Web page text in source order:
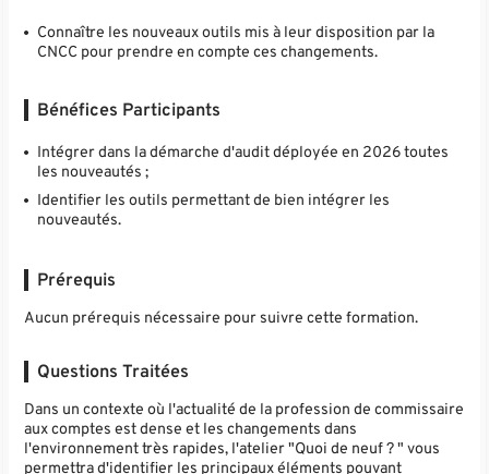
Connaître les nouveaux outils mis à leur disposition par la
CNCC pour prendre en compte ces changements.
Bénéfices Participants
Intégrer dans la démarche d'audit déployée en 2026 toutes
les nouveautés ;
Identifier les outils permettant de bien intégrer les
nouveautés.
Prérequis
Aucun prérequis nécessaire pour suivre cette formation.
Questions Traitées
Dans un contexte où l'actualité de la profession de commissaire
aux comptes est dense et les changements dans
l'environnement très rapides, l'atelier "Quoi de neuf ? " vous
permettra d'identifier les principaux éléments pouvant